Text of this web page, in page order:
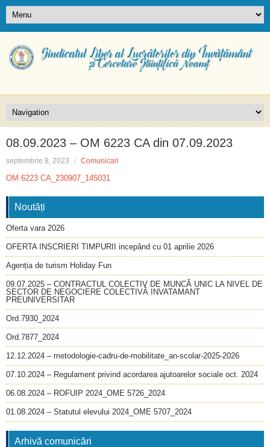
08.09.2023 – OM 6223 CA din 07.09.2023
septembrie 8, 2023 Comunicari
OM 6223 CA_230907_145031
Noutăți
Oferta vara 2026
OFERTA INSCRIERI TIMPURII incepând cu 01 aprilie 2026
Agenția de turism Holiday Fun
09.07.2025 – CONTRACTUL COLECTIV DE MUNCĂ UNIC LA NIVEL DE
SECTOR DE NEGOCIERE COLECTIVĂ INVATAMANT
PREUNIVERSITAR
Ord.7930_2024
Ord.7877_2024
12.12.2024 – metodologie-cadru-de-mobilitate_an-scolar-2025-2026
07.10.2024 – Regulament privind acordarea ajutoarelor sociale oct. 2024
06.08.2024 – ROFUIP 2024_OME 5726_2024
01.08.2024 – Statutul elevului 2024_OME 5707_2024
Arhivă comunicări